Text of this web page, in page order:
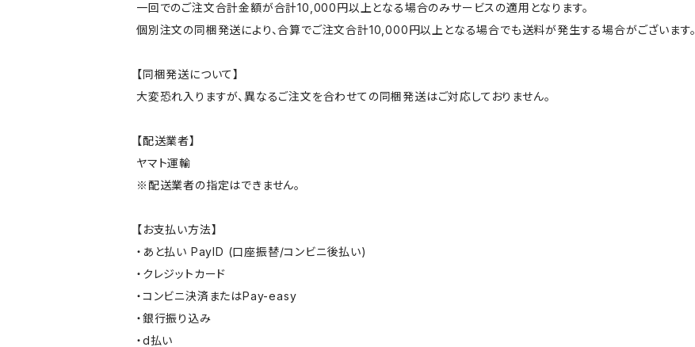
一回でのご注文合計金額が合計10,000円以上となる場合のみサービスの適用となります。
個別注文の同梱発送により、合算でご注文合計10,000円以上となる場合でも送料が発生する場合がございます。
【同梱発送について】
大変恐れ入りますが、異なるご注文を合わせての同梱発送はご対応しておりません。
【配送業者】
ヤマト運輸
※配送業者の指定はできません。
【お支払い方法】
・あと払い PayID (口座振替/コンビニ後払い)
・クレジットカード
・コンビニ決済またはPay-easy
・銀行振り込み
・d払い